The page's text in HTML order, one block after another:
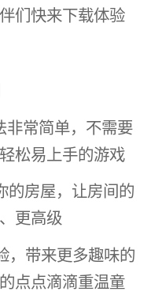
们快来下载体验
非常简单，不需要
松易上手的游戏
的房屋，让房间的
更高级
，带来更多趣味的
点点滴滴重温童